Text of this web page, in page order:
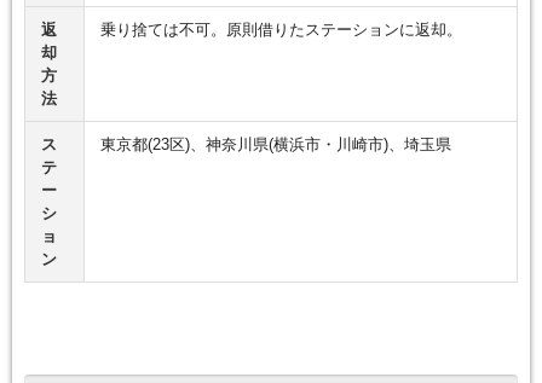
返
却
方
法
乗り捨ては不可。原則借りたステーションに返却。
ス
テ
ー
シ
ョ
ン
東京都(23区)、神奈川県(横浜市・川崎市)、埼玉県